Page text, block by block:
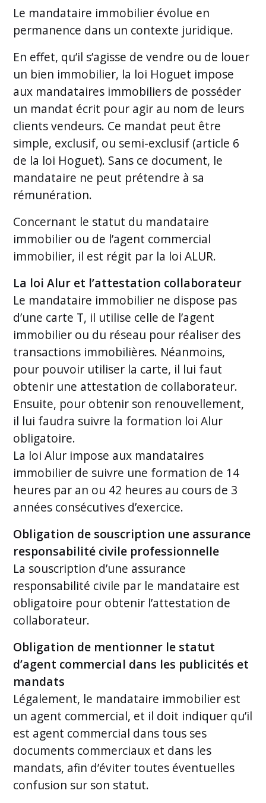
Le mandataire immobilier évolue en
permanence dans un contexte juridique.
En effet, qu’il s’agisse de vendre ou de louer
un bien immobilier, la loi Hoguet impose
aux mandataires immobiliers de posséder
un mandat écrit pour agir au nom de leurs
clients vendeurs. Ce mandat peut être
simple, exclusif, ou semi-exclusif (article 6
de la loi Hoguet). Sans ce document, le
mandataire ne peut prétendre à sa
rémunération.
Concernant le statut du mandataire
immobilier ou de l’agent commercial
immobilier, il est régit par la loi ALUR.
La loi Alur et l’attestation collaborateur
Le mandataire immobilier ne dispose pas
d’une carte T, il utilise celle de l’agent
immobilier ou du réseau pour réaliser des
transactions immobilières. Néanmoins,
pour pouvoir utiliser la carte, il lui faut
obtenir une attestation de collaborateur.
Ensuite, pour obtenir son renouvellement,
il lui faudra suivre la formation loi Alur
obligatoire.
La loi Alur impose aux mandataires
immobilier de suivre une formation de 14
heures par an ou 42 heures au cours de 3
années consécutives d’exercice.
Obligation de souscription une assurance
responsabilité civile professionnelle
La souscription d’une assurance
responsabilité civile par le mandataire est
obligatoire pour obtenir l’attestation de
collaborateur.
Obligation de mentionner le statut
d’agent commercial dans les publicités et
mandats
Légalement, le mandataire immobilier est
un agent commercial, et il doit indiquer qu’il
est agent commercial dans tous ses
documents commerciaux et dans les
mandats, afin d’éviter toutes éventuelles
confusion sur son statut.